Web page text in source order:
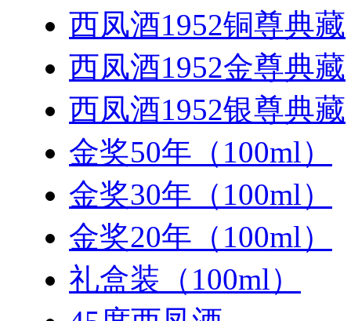
西凤酒1952铜尊典藏
西凤酒1952金尊典藏
西凤酒1952银尊典藏
金奖50年（100ml）
金奖30年（100ml）
金奖20年（100ml）
礼盒装（100ml）